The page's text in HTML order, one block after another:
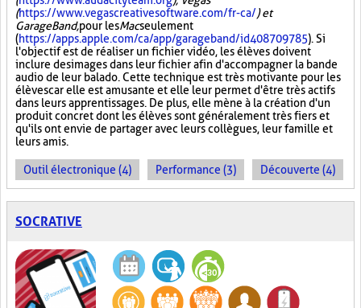
(https://www.vegascreativesoftware.com/fr-ca/) et
GarageBand,pour lesMacseulement
(https://apps.apple.com/ca/app/garageband/id408709785). Si
l'objectif est de réaliser un fichier vidéo, les élèves doivent
inclure des images dans leur fichier afin d'accompagner la bande
audio de leur balado. Cette technique est très motivante pour les
élèves car elle est amusante et elle leur permet d'être très actifs
dans leurs apprentissages. De plus, elle mène à la création d'un
produit concret dont les élèves sont généralement très fiers et
qu'ils ont envie de partager avec leurs collègues, leur famille et
leurs amis.
Outil électronique (4) Performance (3) Découverte (4)
SOCRATIVE